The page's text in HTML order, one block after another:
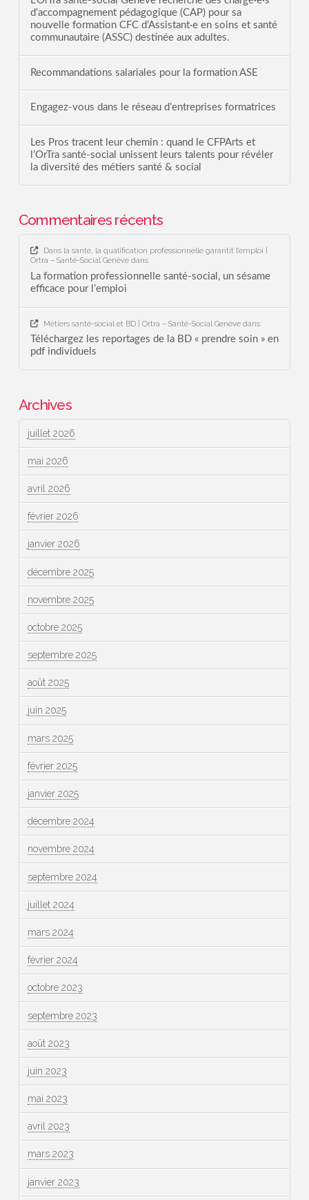
d’accompagnement pédagogique (CAP) pour sa
nouvelle formation CFC d’Assistant·e en soins et santé
communautaire (ASSC) destinée aux adultes.
Recommandations salariales pour la formation ASE
Engagez-vous dans le réseau d’entreprises formatrices
Les Pros tracent leur chemin : quand le CFPArts et
l’OrTra santé-social unissent leurs talents pour révéler
la diversité des métiers santé & social
Commentaires récents
Dans la santé, la qualification professionnelle garantit l’emploi |
Ortra – Santé-Social Genèvedans
La formation professionnelle santé-social, un sésame
efficace pour l’emploi
Métiers santé-social et BD | Ortra – Santé-Social Genèvedans
Téléchargez les reportages de la BD « prendre soin » en
pdf individuels
Archives
juillet 2026
mai 2026
avril 2026
février 2026
janvier 2026
décembre 2025
novembre 2025
octobre 2025
septembre 2025
août 2025
juin 2025
mars 2025
février 2025
janvier 2025
décembre 2024
novembre 2024
septembre 2024
juillet 2024
mars 2024
février 2024
octobre 2023
septembre 2023
août 2023
juin 2023
mai 2023
avril 2023
mars 2023
janvier 2023